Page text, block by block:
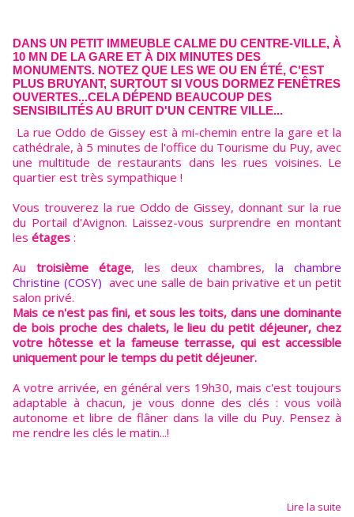
DANS UN PETIT IMMEUBLE CALME DU CENTRE-VILLE, À
10 MN DE LA GARE ET À DIX MINUTES DES
MONUMENTS. NOTEZ QUE LES WE OU EN ÉTÉ, C'EST
PLUS BRUYANT, SURTOUT SI VOUS DORMEZ FENÊTRES
OUVERTES...CELA DÉPEND BEAUCOUP DES
SENSIBILITÉS AU BRUIT D'UN CENTRE VILLE...
La rue Oddo de Gissey est à mi-chemin entre la gare et la
cathédrale, à 5 minutes de l'office du Tourisme du Puy, avec
une multitude de restaurants dans les rues voisines. Le
quartier est très sympathique !
Vous trouverez la rue Oddo de Gissey, donnant sur la rue
du Portail d'Avignon. Laissez-vous surprendre en montant
les étages :
Au troisième étage, les deux chambres, la chambre
Christine (COSY) avec une salle de bain privative et un petit
salon privé.
Mais ce n'est pas fini, et sous les toits, dans une dominante
de bois proche des chalets, le lieu du petit déjeuner, chez
votre hôtesse et la fameuse terrasse, qui est accessible
uniquement pour le temps du petit déjeuner.
A votre arrivée, en général vers 19h30, mais c'est toujours
adaptable à chacun, je vous donne des clés : vous voilà
autonome et libre de flâner dans la ville du Puy. Pensez à
me rendre les clés le matin...!
Lire la suite